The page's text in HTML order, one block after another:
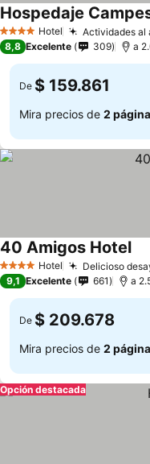
4 EstrellasHotel Actividades al
Hospedaje
8,8 Excelente 309 a
De $ 159.861
Mira precios de 2
4 EstrellasHotel Delicioso
40 Amigos Hotel
9,1 Excelente 661 a
De $ 209.678
Mira precios de 2
Opción destacada